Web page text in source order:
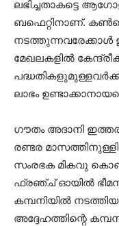
ലഭിച്ചതാകട്ടെ
ബഫെറ്റിനാണ്.
മേഖലകളില്‍
ലാഭം
ഗൗതം അദാനി
രണ്ടര
സംരഭക മികവു
ഫ്രഞ്ച് ഓയില്‍
കമ്പനിയില്‍
അദ്ദേഹത്തിന്റെ